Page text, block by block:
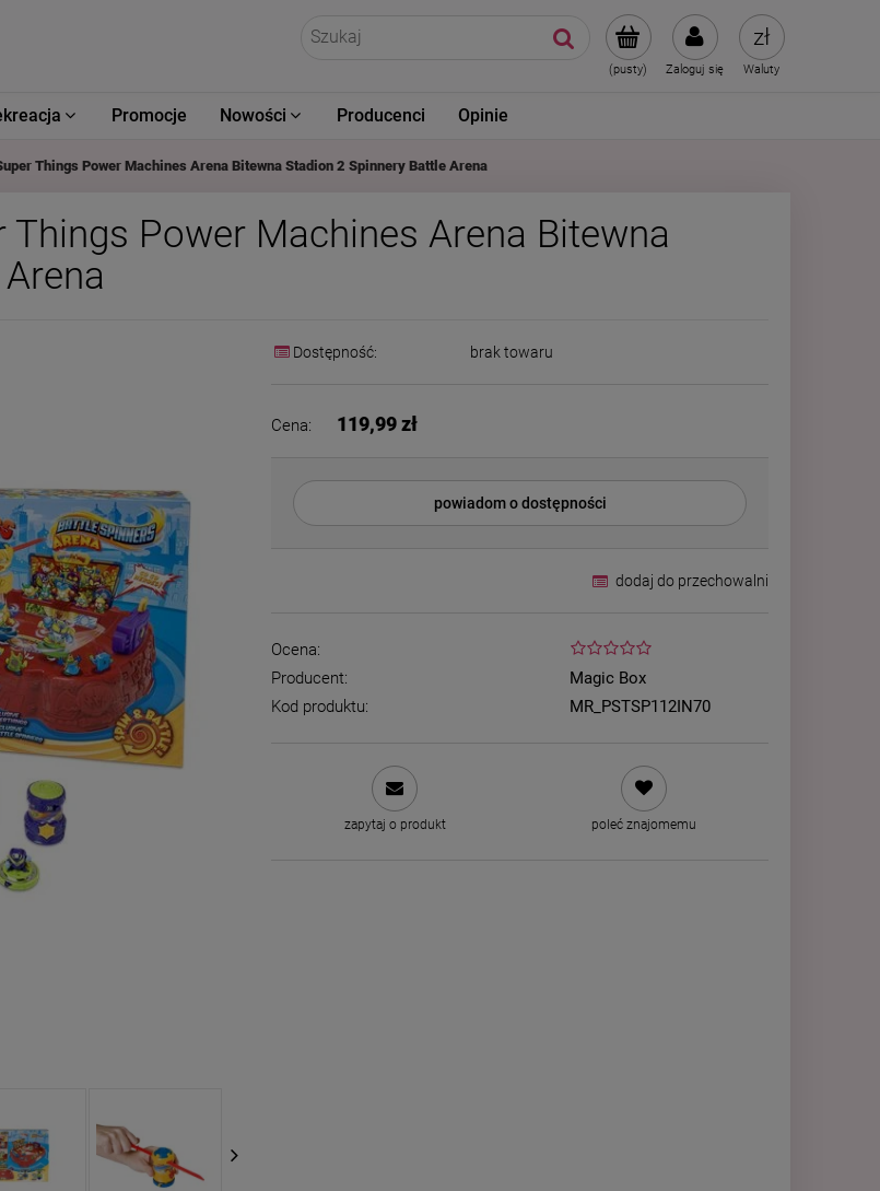
(pusty) Zaloguj się Waluty
Promocje Nowości Producenci Opinie
Things Power Machines Arena Bitewna Stadion 2 Spinnery Battle Arena
Things Power Machines Arena Bitewna
Dostępność: brak towaru
Cena: 119,99 zł
powiadom o dostępności
dodaj do przechowalni
Ocena:
Producent:
Magic Box
Kod produktu:
MR_PSTSP112IN70
zapytaj o produkt poleć znajomemu